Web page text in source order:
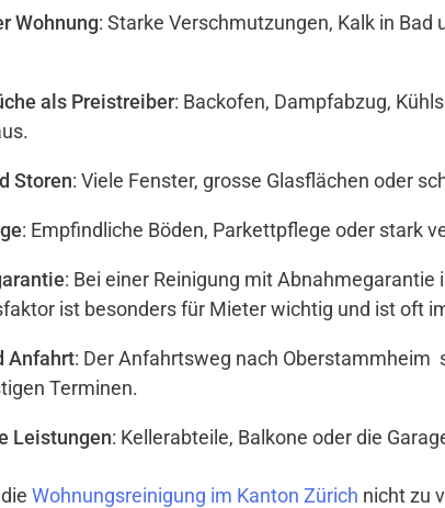
Wohnung: Starke Verschmutzungen, Kalk in
als Preistreiber: Backofen, Dampfabzug,
Storen: Viele Fenster, grosse Glasflächen oder
: Empfindliche Böden, Parkettpflege oder stark
: Bei einer Reinigung mit
ist besonders für Mieter wichtig und ist oft
Anfahrt: Der Anfahrtsweg nach Oberstammheim
Terminen.
Leistungen: Kellerabteile, Balkone oder die
Wohnungsreinigung im Kanton Zürich nicht zu